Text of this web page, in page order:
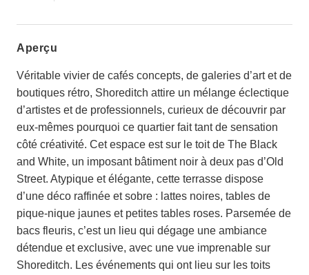
aperçu
Véritable vivier de cafés concepts, de galeries d’art et de
boutiques rétro, Shoreditch attire un mélange éclectique
d’artistes et de professionnels, curieux de découvrir par
eux-mêmes pourquoi ce quartier fait tant de sensation
côté créativité. Cet espace est sur le toit de The Black
and White, un imposant bâtiment noir à deux pas d’Old
Street. Atypique et élégante, cette terrasse dispose
d’une déco raffinée et sobre : lattes noires, tables de
pique-nique jaunes et petites tables roses. Parsemée de
bacs fleuris, c’est un lieu qui dégage une ambiance
détendue et exclusive, avec une vue imprenable sur
Shoreditch. Les événements qui ont lieu sur les toits